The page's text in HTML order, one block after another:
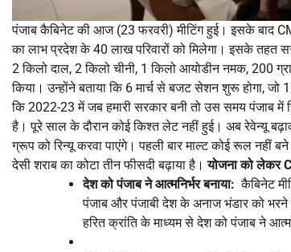
पंजाब कैबिनेट की आज (23 फरवरी) मीटिंग हुई। इसके बाद
का लाभ प्रदेश के 40 लाख परिवारों को मिलेगा। इसके तहत
2 किलो दाल, 2 किलो चीनी, 1 किलो आयोडीन नमक, 200
किया। उन्होंने बताया कि 6 मार्च से बजट सेशन शुरू होगा, जो
कि 2022-23 में जब हमारी सरकार बनी तो उस समय पंजाब
है। पूरे साल के दौरान कोई किश्त लेट नहीं हुई। अब रेवेन्यू
ग्रूप को रिन्यू करवा पाएंगे। पहली बार माल्ट कोई रूल नहीं
देसी शराब का कोटा तीन फीसदी बढ़ाया है।योजना को लेकर
देश को पंजाब ने आत्मनिर्भर बनाया: कैबिनेट
पंजाब और पंजाबी देश के अनाज भंडार को
हरित क्रांति के माध्यम से देश को पंजाब ने